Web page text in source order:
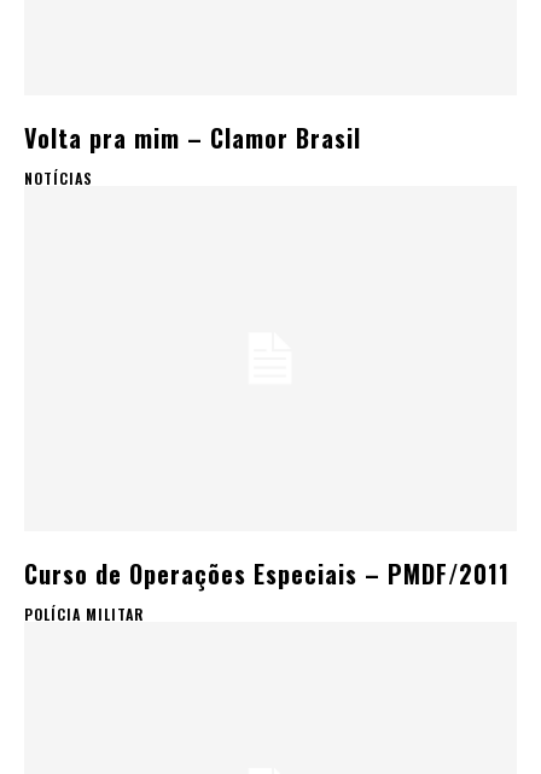
Volta pra mim – Clamor Brasil
NOTÍCIAS
Curso de Operações Especiais – PMDF/2011
POLÍCIA MILITAR